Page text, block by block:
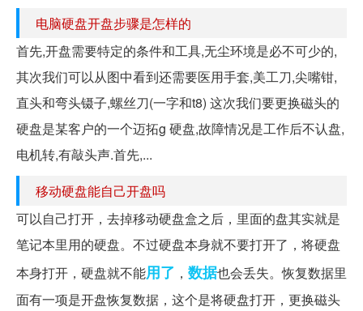
电脑硬盘开盘步骤是怎样的
首先,开盘需要特定的条件和工具,无尘环境是必不可少的,
其次我们可以从图中看到还需要医用手套,美工刀,尖嘴钳,
直头和弯头镊子,螺丝刀(一字和t8) 这次我们要更换磁头的
硬盘是某客户的一个迈拓g 硬盘,故障情况是工作后不认盘,
电机转,有敲头声.首先,...
移动硬盘能自己开盘吗
可以自己打开，去掉移动硬盘盒之后，里面的盘其实就是
笔记本里用的硬盘。不过硬盘本身就不要打开了，将硬盘
本身打开，硬盘就不能用了 ， 数据也会丢失。恢复数据里
面有一项是开盘恢复数据，这个是将硬盘打开，更换磁头